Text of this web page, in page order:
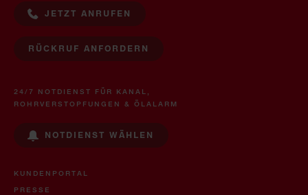
JETZT ANRUFEN
RÜCKRUF ANFORDERN
24/7 NOTDIENST FÜR KANAL,
ROHRVERSTOPFUNGEN & ÖLALARM
NOTDIENST WÄHLEN
KUNDENPORTAL
PRESSE